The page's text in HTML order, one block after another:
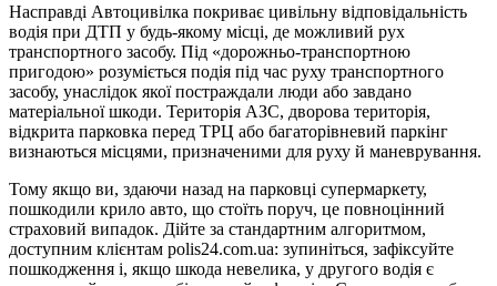
Насправді Автоцивілка покриває цивільну відповідальність
водія при ДТП у будь-якому місці, де можливий рух
транспортного засобу. Під «дорожньо-транспортною
пригодою» розуміється подія під час руху транспортного
засобу, унаслідок якої постраждали люди або завдано
матеріальної шкоди. Територія АЗС, дворова територія,
відкрита парковка перед ТРЦ або багаторівневий паркінг
визнаються місцями, призначеними для руху й маневрування.
Тому якщо ви, здаючи назад на парковці супермаркету,
пошкодили крило авто, що стоїть поруч, це повноцінний
страховий випадок. Дійте за стандартним алгоритмом,
доступним клієнтам polis24.com.ua: зупиніться, зафіксуйте
пошкодження і, якщо шкода невелика, у другого водія є